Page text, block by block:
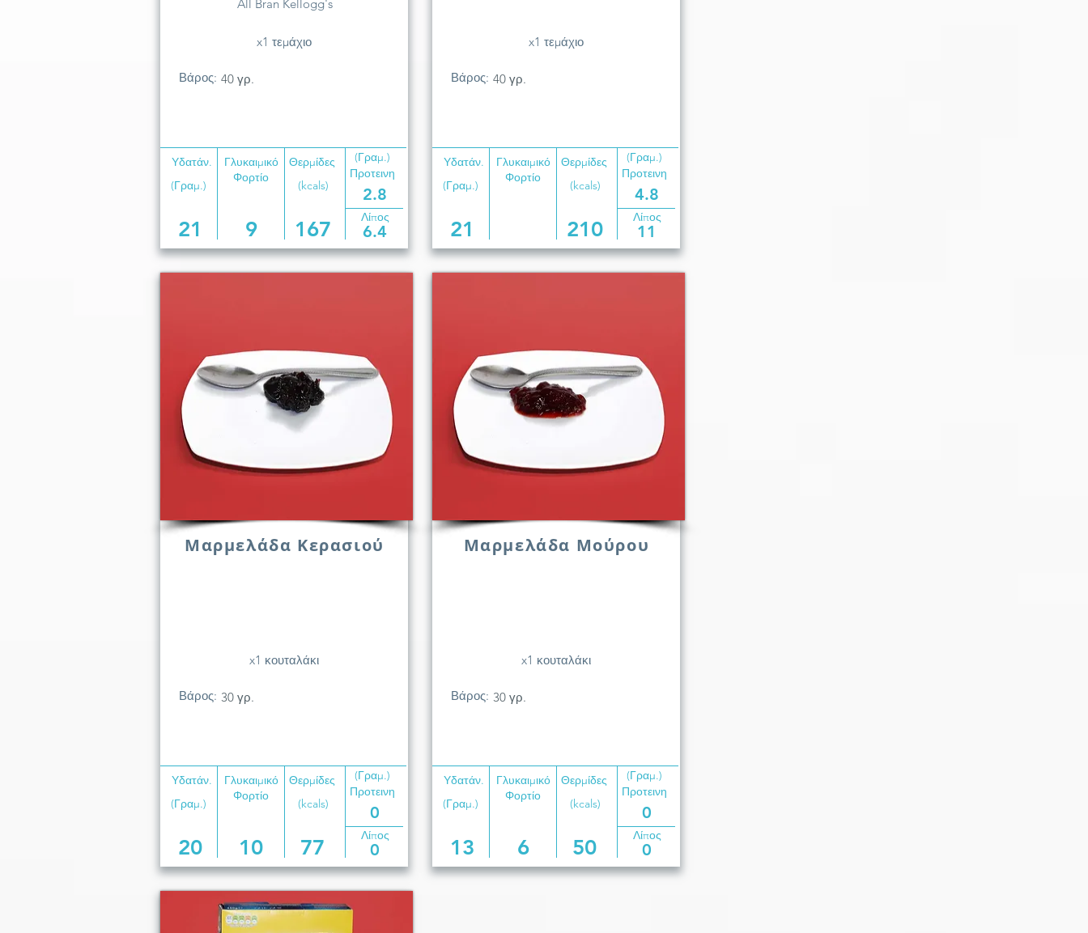
All Bran Kellogg's
x1 τεμάχιο
Βάρος: 40 γρ.
Υδατάν.
Γλυκαιμικό
Φορτίο
(Γραμ.)
Θερμίδες
(kcals)
Προτεινη
2.8
(Γραμ.)
21 9 167 Λίπος
6.4
Μαρμελάδα Κερασιού
x1 κουταλάκι
Βάρος: 30 γρ.
Υδατάν.
Γλυκαιμικό
Φορτίο
(Γραμ.)
Θερμίδες
(kcals)
Προτεινη
0
(Γραμ.)
20 10 77 Λίπος
0
x1 τεμάχιο
Βάρος: 40 γρ.
Υδατάν.
Γλυκαιμικό
Φορτίο
(Γραμ.)
Θερμίδες
(kcals)
Προτεινη
4.8
(Γραμ.)
21 210 Λίπος
11
Μαρμελάδα Μούρου
x1 κουταλάκι
Βάρος: 30 γρ.
Υδατάν.
Γλυκαιμικό
Φορτίο
(Γραμ.)
Θερμίδες
(kcals)
Προτεινη
0
(Γραμ.)
13 6 50 Λίπος
0